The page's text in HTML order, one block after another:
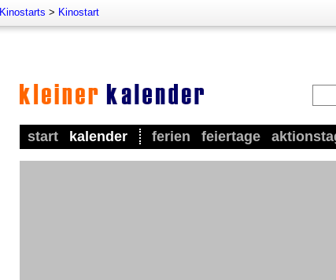
Kinostarts > Kinostart
start kalender ferien feiertage